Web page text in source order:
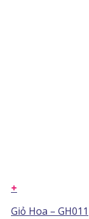
+
Giỏ Hoa – GH011